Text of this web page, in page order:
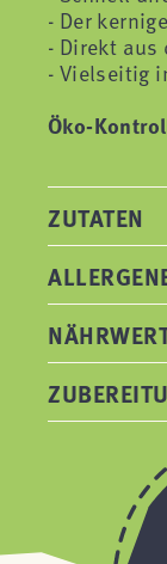
- Der
- Direkt aus
- Vielseitig
Öko-
ZUTATEN